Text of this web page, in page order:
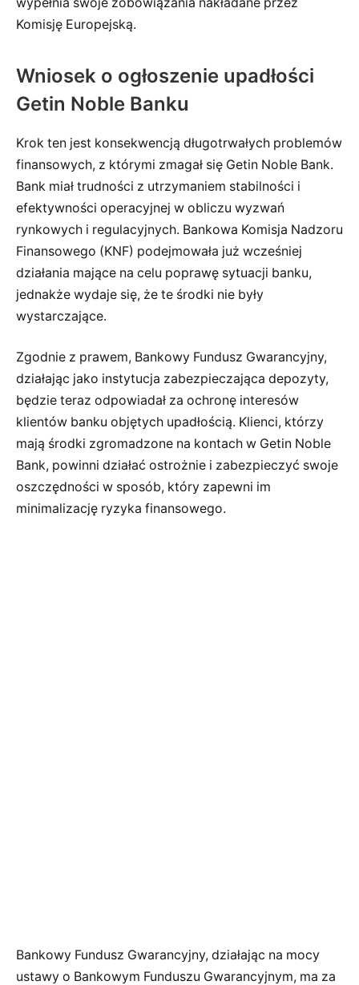
wypełnia swoje zobowiązania nakładane przez
Komisję Europejską.
Wniosek o ogłoszenie upadłości
Getin Noble Banku
Krok ten jest konsekwencją długotrwałych problemów
finansowych, z którymi zmagał się Getin Noble Bank.
Bank miał trudności z utrzymaniem stabilności i
efektywności operacyjnej w obliczu wyzwań
rynkowych i regulacyjnych. Bankowa Komisja Nadzoru
Finansowego (KNF) podejmowała już wcześniej
działania mające na celu poprawę sytuacji banku,
jednakże wydaje się, że te środki nie były
wystarczające.
Zgodnie z prawem, Bankowy Fundusz Gwarancyjny,
działając jako instytucja zabezpieczająca depozyty,
będzie teraz odpowiadał za ochronę interesów
klientów banku objętych upadłością. Klienci, którzy
mają środki zgromadzone na kontach w Getin Noble
Bank, powinni działać ostrożnie i zabezpieczyć swoje
oszczędności w sposób, który zapewni im
minimalizację ryzyka finansowego.
Bankowy Fundusz Gwarancyjny, działając na mocy
ustawy o Bankowym Funduszu Gwarancyjnym, ma za